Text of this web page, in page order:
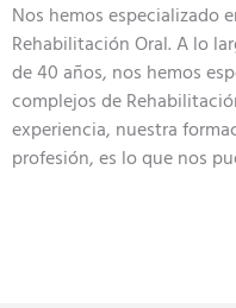
Nos hemos especializado
Rehabilitación Oral. A lo
de 40 años, nos hemos
complejos de
experiencia, nuestra
profesión, es lo que nos